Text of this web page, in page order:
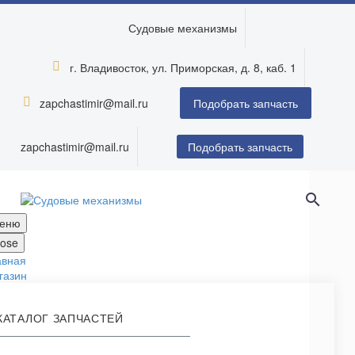
Судовые механизмы

 г. Владивосток, ул. Приморская, д. 8, каб. 1

 zapchastimir@mail.ru Подобрать запчасть
zapchastimir@mail.ru Подобрать запчасть
ЗАПЧАСТЕЙ